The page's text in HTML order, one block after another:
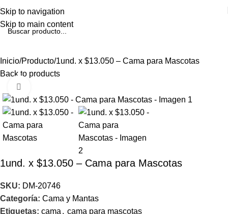
Skip to navigation
Skip to main content
Inicio Producto 1und. x $13.050 – Cama para Mascotas
Back to products
1und. x $13.050 – Cama para Mascotas
SKU: DM-20746
Categoría: Cama y Mantas
Etiquetas: cama , cama para mascotas